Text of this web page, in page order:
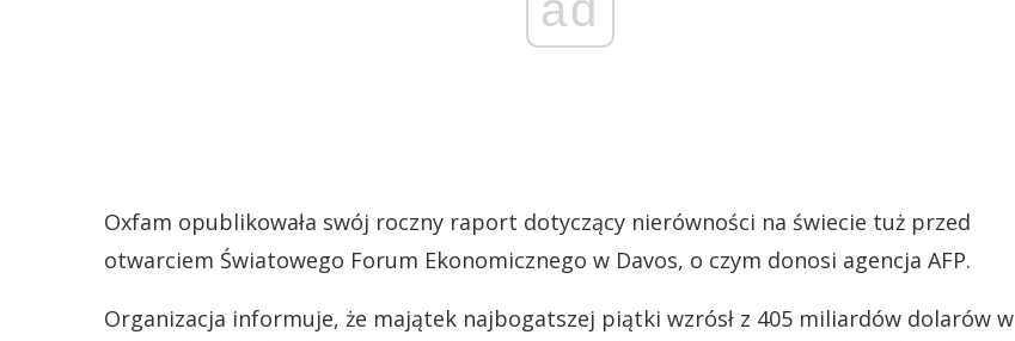
Oxfam opublikowała swój roczny raport dotyczący nierówności na świecie tuż przed
otwarciem Światowego Forum Ekonomicznego w Davos, o czym donosi agencja AFP.
Organizacja informuje, że majątek najbogatszej piątki wzrósł z 405 miliardów dolarów w